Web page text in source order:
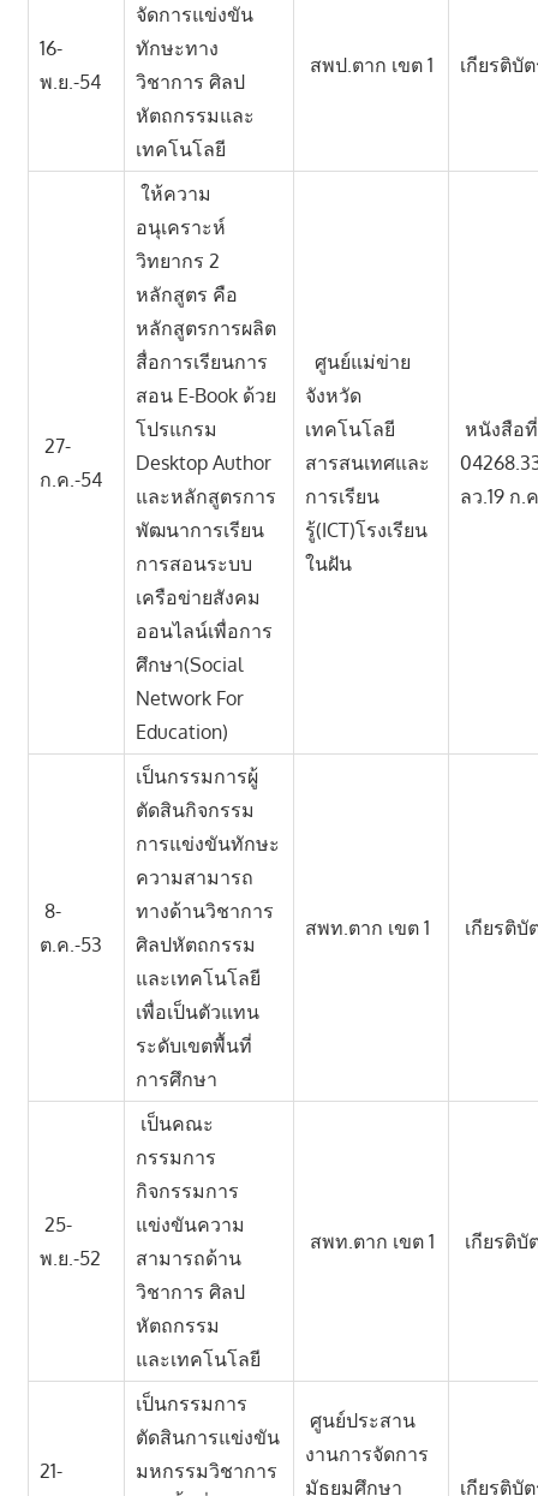
16-
พ.ย.-54
จัดการแข่งขัน
ทักษะทาง
วิชาการ ศิลป
หัตถกรรมและ
เทคโนโลยี
สพป.ตาก เขต 1 เกียรติบั
27-
ก.ค.-54
ให้ความ
อนุเคราะห์
วิทยากร 2
หลักสูตร คือ
หลักสูตรการผลิต
สื่อการเรียนการ
สอน E-Book ด้วย
โปรแกรม
Desktop Author
และหลักสูตรการ
พัฒนาการเรียน
การสอนระบบ
เครือข่ายสังคม
ออนไลน์เพื่อการ
ศึกษา(Social
Network For
Education)
ศูนย์แม่ข่าย
จังหวัด
เทคโนโลยี
สารสนเทศและ
การเรียน
รู้(ICT)โรงเรียน
ในฝัน
หนังสือ
ลว.19 ก.
8-
ต.ค.-53
เป็นกรรมการผู้
ตัดสินกิจกรรม
การแข่งขันทักษะ
ความสามารถ
ทางด้านวิชาการ
ศิลปหัตถกรรม
และเทคโนโลยี
เพื่อเป็นตัวแทน
ระดับเขตพื้นที่
การศึกษา
สพท.ตาก เขต 1 เกียรติบั
25-
พ.ย.-52
เป็นคณะ
กรรมการ
กิจกรรมการ
แข่งขันความ
สามารถด้าน
วิชาการ ศิลป
หัตถกรรม
และเทคโนโลยี
สพท.ตาก เขต 1 เกียรติบั
21-
เป็นกรรมการ
ตัดสินการแข่งขัน
มหกรรมวิชาการ
ศูนย์ประสาน
งานการจัดการ
มัธยมศึกษา
เกียรติบั